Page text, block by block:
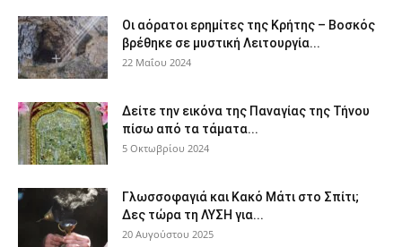
Οι αόρατοι ερημίτες της Κρήτης – Βοσκός
βρέθηκε σε μυστική Λειτουργία...
22 Μαΐου 2024
Δείτε την εικόνα της Παναγίας της Τήνου
πίσω από τα τάματα...
5 Οκτωβρίου 2024
Γλωσσοφαγιά και Κακό Μάτι στο Σπίτι;
Δες τώρα τη ΛΥΣΗ για...
20 Αυγούστου 2025